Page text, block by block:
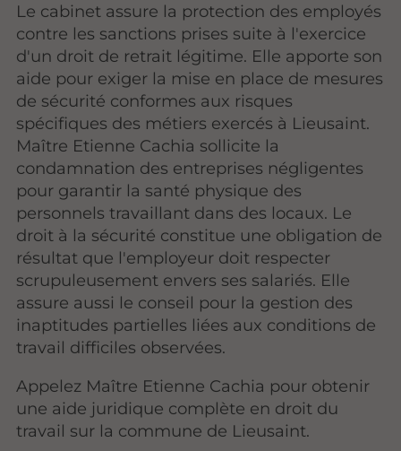
Le cabinet assure la protection des employés
contre les sanctions prises suite à l'exercice
d'un droit de retrait légitime. Elle apporte son
aide pour exiger la mise en place de mesures
de sécurité conformes aux risques
spécifiques des métiers exercés à Lieusaint.
Maître Etienne Cachia sollicite la
condamnation des entreprises négligentes
pour garantir la santé physique des
personnels travaillant dans des locaux. Le
droit à la sécurité constitue une obligation de
résultat que l'employeur doit respecter
scrupuleusement envers ses salariés. Elle
assure aussi le conseil pour la gestion des
inaptitudes partielles liées aux conditions de
travail difficiles observées.
Appelez Maître Etienne Cachia pour obtenir
une aide juridique complète en droit du
travail sur la commune de Lieusaint.